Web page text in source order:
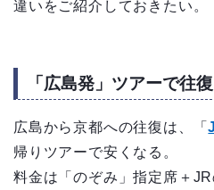
違いをご紹介しておきたい。
「広島発」ツアーで往
広島から京都への往復は、「
帰りツアーで安くなる。
料金は「のぞみ」指定席＋